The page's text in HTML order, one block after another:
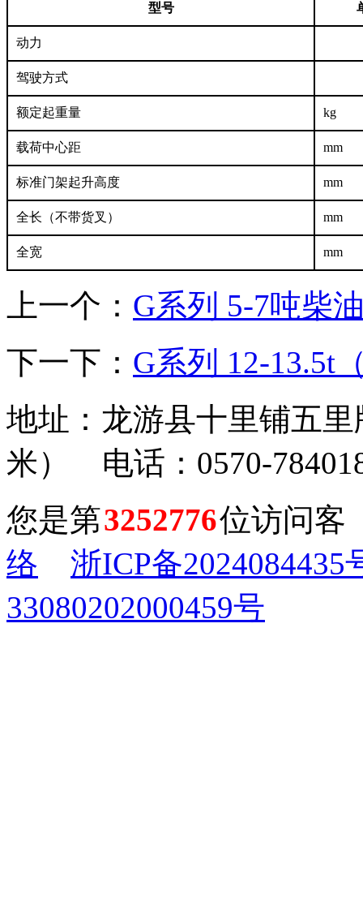
型号
动力
驾驶方式
额定起重量 kg
载荷中心距 mm
标准门架起升高度 mm
全长（不带货叉） mm
全宽 mm
上一个： G系列 5-7吨柴
下一下： G系列 12-13.5t
地址：龙游县十里铺五
米） 电话：0570-
您是第3252776位访问
络
浙ICP备2024084435
33080202000459号